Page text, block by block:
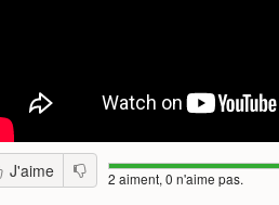
J'aime 2 aiment, 0 n'aime pas.